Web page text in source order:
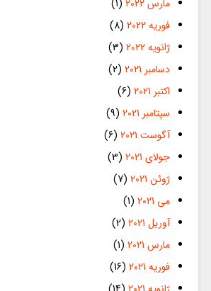
مارس 2022
(1)
فوریه 2022
(8)
ژانویه 2022
(3)
دسامبر 2021
(2)
اکتبر 2021
(6)
سپتامبر 2021
(9)
آگوست 2021
(6)
جولای 2021
(3)
ژوئن 2021
(7)
می 2021
(1)
آوریل 2021
(2)
مارس 2021
(1)
فوریه 2021
(16)